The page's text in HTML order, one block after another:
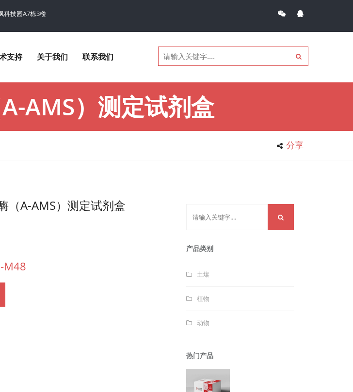
科技园A7栋3楼
支持 关于我们 联系我们
AMS）测定试剂盒
分享
（α-AMS）测定试剂盒
M48
产品类别
土壤
植物
动物
热门产品